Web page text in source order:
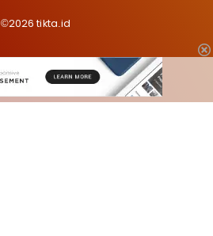
©2026 tikta.id